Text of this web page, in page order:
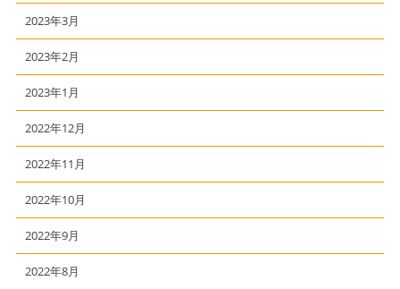
2023年3月
2023年2月
2023年1月
2022年12月
2022年11月
2022年10月
2022年9月
2022年8月